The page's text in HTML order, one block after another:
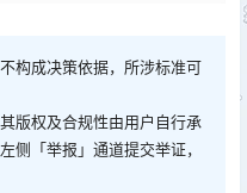
构成决策依据，所涉标准可
版权及合规性由用户自行承
侧「举报」通道提交举证，